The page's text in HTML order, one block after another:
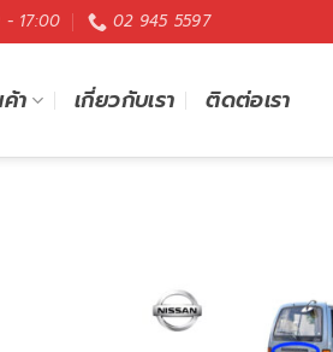
17:00 02 945 5597
า เกี่ยวกับเรา ติดต่อเรา